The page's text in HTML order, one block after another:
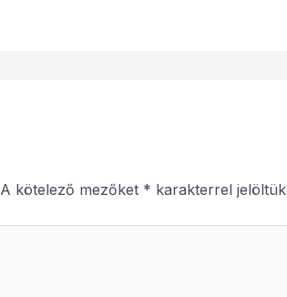
A kötelező mezőket * karakterrel jelöltük